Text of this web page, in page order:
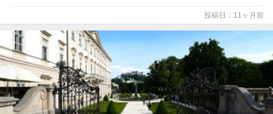
ル
デ
ン
ゼ
ー
フ
投稿日：11ヶ月前